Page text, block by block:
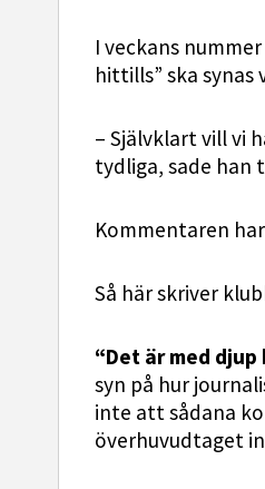
I veckans
hittills” ska
– Självklart vill vi
tydliga, sade han
Kommentaren
Så här skriver
“Det är med
syn på hur
inte att sådana
överhuvudtaget